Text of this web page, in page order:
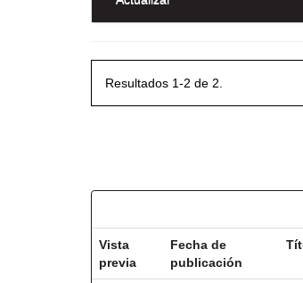
Resultados 1-2 de 2.
Vista
previa
Fecha de
publicación